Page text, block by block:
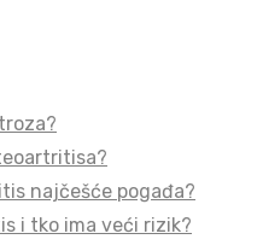
najčešće pogađa?
i tko ima veći rizik?